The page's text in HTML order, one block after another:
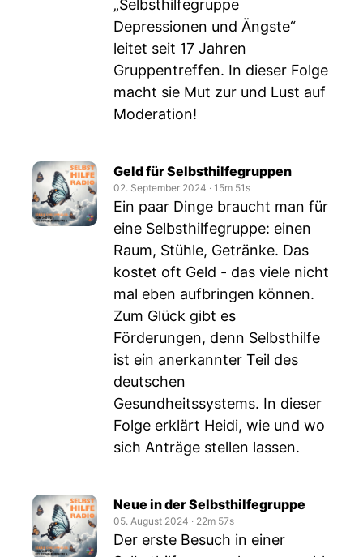
„Selbsthilfegruppe
Depressionen und Ängste“
leitet seit 17 Jahren
Gruppentreffen. In dieser Folge
macht sie Mut zur und Lust auf
Moderation!
Geld für Selbsthilfegruppen
02. September 2024 ‧ 15m 51s
Ein paar Dinge braucht man für
eine Selbsthilfegruppe: einen
Raum, Stühle, Getränke. Das
kostet oft Geld - das viele nicht
mal eben aufbringen können.
Zum Glück gibt es
Förderungen, denn Selbsthilfe
ist ein anerkannter Teil des
deutschen
Gesundheitssystems. In dieser
Folge erklärt Heidi, wie und wo
sich Anträge stellen lassen.
Neue in der Selbsthilfegruppe
05. August 2024 ‧ 22m 57s
Der erste Besuch in einer